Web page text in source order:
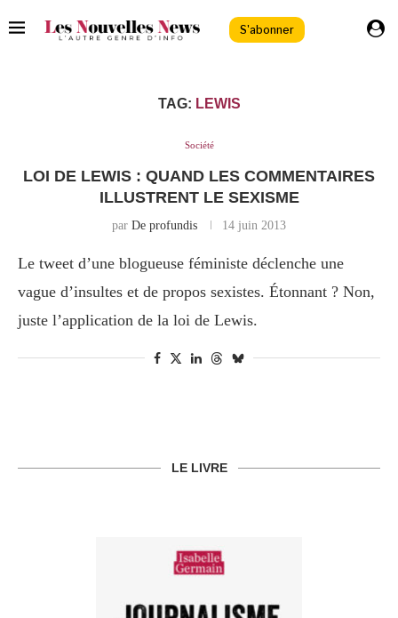
S'abonner
TAG: LEWIS
Société
LOI DE LEWIS : QUAND LES COMMENTAIRES
ILLUSTRENT LE SEXISME
par De profundis 14 juin 2013
Le tweet d’une blogueuse féministe déclenche une
vague d’insultes et de propos sexistes. Étonnant ? Non,
juste l’application de la loi de Lewis.
LE LIVRE